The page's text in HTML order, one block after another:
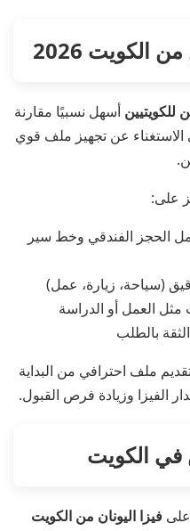
الكويت 2026
للكويتيين أسهل نسبيًا مقارنة
الاستغناء عن تجهيز ملف قوي
على:
الحجز الفندقي وخط سير
(سياحة، زيارة، عمل)
مثل العمل أو الدراسة
بالطلب
ملف احترافي من البداية
الفيزا وزيادة فرص القبول.
في الكويت
على فيزا اليونان من الكويت